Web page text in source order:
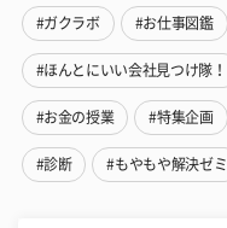
#ガクラボ #お仕事図鑑
#ほんとにいい会社見つけ隊！
#お金の授業 #特集企画
#診断 #もやもや解決ゼミ